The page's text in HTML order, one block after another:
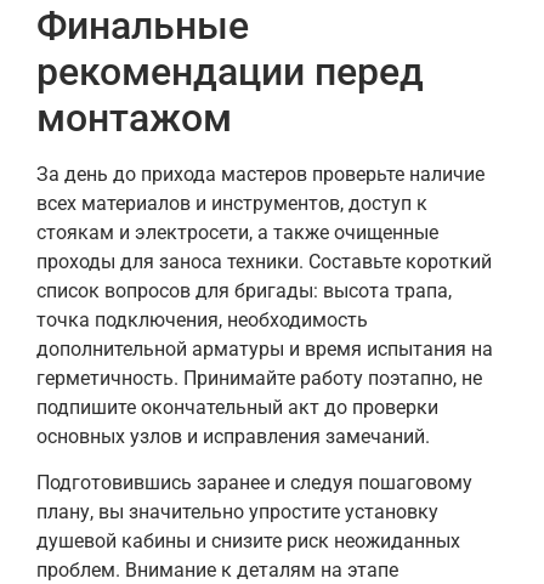
Финальные
рекомендации перед
монтажом
За день до прихода мастеров проверьте наличие
всех материалов и инструментов, доступ к
стоякам и электросети, а также очищенные
проходы для заноса техники. Составьте короткий
список вопросов для бригады: высота трапа,
точка подключения, необходимость
дополнительной арматуры и время испытания на
герметичность. Принимайте работу поэтапно, не
подпишите окончательный акт до проверки
основных узлов и исправления замечаний.
Подготовившись заранее и следуя пошаговому
плану, вы значительно упростите установку
душевой кабины и снизите риск неожиданных
проблем. Внимание к деталям на этапе